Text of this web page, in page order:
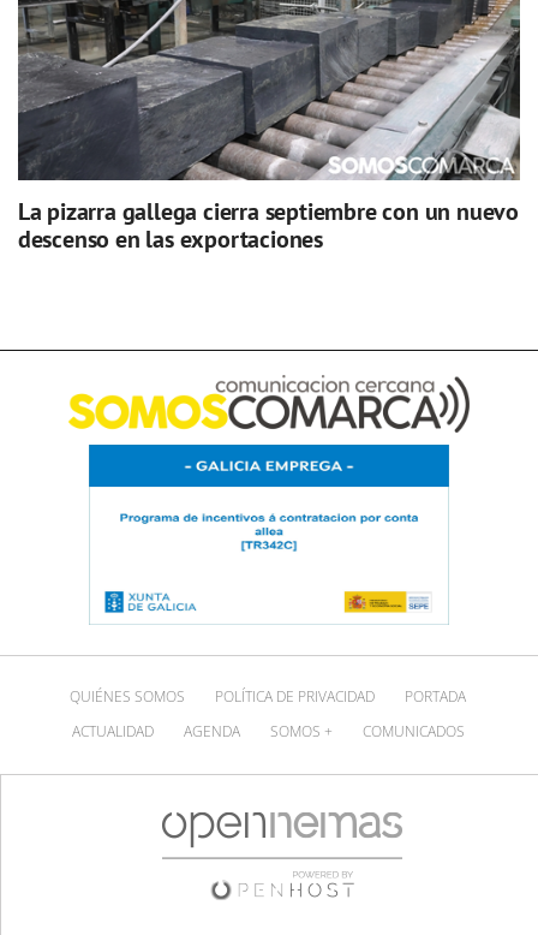
La pizarra gallega cierra septiembre con un nuevo
descenso en las exportaciones
QUIÉNES SOMOS POLÍTICA DE PRIVACIDAD
PORTADA
ACTUALIDAD
AGENDA SOMOS + COMUNICADOS